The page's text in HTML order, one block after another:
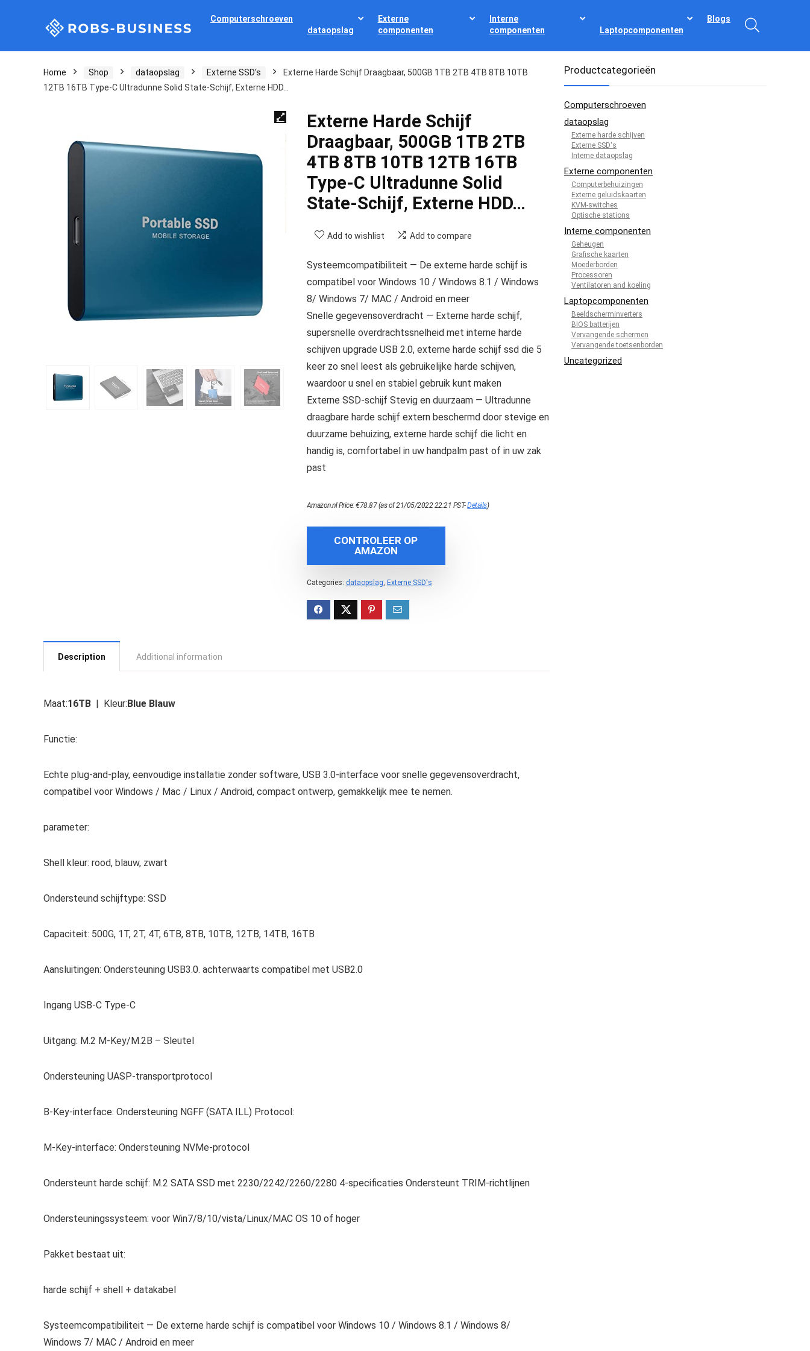
Computerschroeven
dataopslag
Externe
componenten
Interne
componenten
Laptopcomponenten
Blogs
Home Shop dataopslag Externe SSD's
Externe Harde Schijf Draagbaar, 500GB 1TB 2TB 4TB 8TB 10TB
12TB 16TB Type-C Ultradunne Solid State-Schijf, Externe HDD…
Externe Harde Schijf
Draagbaar, 500GB 1TB 2TB
4TB 8TB 10TB 12TB 16TB
Type-C Ultradunne Solid
State-Schijf, Externe HDD…
Add to wishlist Add to compare
Systeemcompatibiliteit — De externe harde schijf is
compatibel voor Windows 10 / Windows 8.1 / Windows
8/ Windows 7/ MAC / Android en meer
Snelle gegevensoverdracht — Externe harde schijf,
supersnelle overdrachtssnelheid met interne harde
schijven upgrade USB 2.0, externe harde schijf ssd die 5
keer zo snel leest als gebruikelijke harde schijven,
waardoor u snel en stabiel gebruik kunt maken
Externe SSD-schijf Stevig en duurzaam — Ultradunne
draagbare harde schijf extern beschermd door stevige en
duurzame behuizing, externe harde schijf die licht en
handig is, comfortabel in uw handpalm past of in uw zak
past
Amazon.nl Price:€78.87(as of 21/05/2022 22:21 PST-Details)
CONTROLEER OP
AMAZON
Categories: dataopslag, Externe SSD's
Description Additional information
Maat:16TB | Kleur:Blue Blauw
Functie:
Echte plug-and-play, eenvoudige installatie zonder software, USB 3.0-interface voor snelle gegevensoverdracht,
compatibel voor Windows / Mac / Linux / Android, compact ontwerp, gemakkelijk mee te nemen.
parameter:
Shell kleur: rood, blauw, zwart
Ondersteund schijftype: SSD
Capaciteit: 500G, 1T, 2T, 4T, 6TB, 8TB, 10TB, 12TB, 14TB, 16TB
Aansluitingen: Ondersteuning USB3.0. achterwaarts compatibel met USB2.0
Ingang USB-C Type-C
Uitgang: M.2 M-Key/M.2B – Sleutel
Ondersteuning UASP-transportprotocol
B-Key-interface: Ondersteuning NGFF (SATA ILL) Protocol:
M-Key-interface: Ondersteuning NVMe-protocol
Ondersteunt harde schijf: M.2 SATA SSD met 2230/2242/2260/2280 4-specificaties Ondersteunt TRIM-richtlijnen
Ondersteuningssysteem: voor Win7/8/10/vista/Linux/MAC OS 10 of hoger
Pakket bestaat uit:
harde schijf + shell + datakabel
Systeemcompatibiliteit — De externe harde schijf is compatibel voor Windows 10 / Windows 8.1 / Windows 8/
Windows 7/ MAC / Android en meer
Productcategorieën
Computerschroeven
dataopslag
Externe harde schijven
Externe SSD's
Interne dataopslag
Externe componenten
Computerbehuizingen
Externe geluidskaarten
KVM-switches
Optische stations
Interne componenten
Geheugen
Grafische kaarten
Moederborden
Processoren
Ventilatoren and koeling
Laptopcomponenten
Beeldscherminverters
BIOS batterijen
Vervangende schermen
Vervangende toetsenborden
Uncategorized